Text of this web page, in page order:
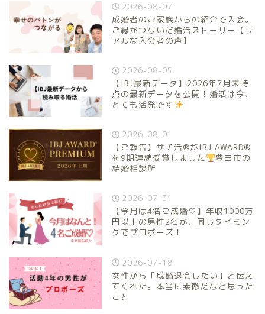
2026-08-07
成婚者のご家族からの紹介で入会。
ご縁がつないだ婚活ストーリー【リ
アルな入会者の声】
2026-08-05
【IBJ最新データ】2026年7月末時
点の最新データを公開！婚活は今、
とても活発です
2026-08-01
【ご報告】サチ活®がIBJ AWARD®
を9期連続受賞しました
豊田市の
結婚相談所
2026-07-31
【今月は4名ご成婚♡】年収1000万
円以上の男性2名が、同じタイミン
グでプロポーズ！
2026-07-18
女性から「成婚退会したい」と伝え
てくれた。本当に素敵だなと思った
こと